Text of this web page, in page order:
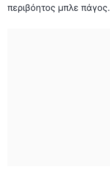
περιβόητος μπλε πάγος.